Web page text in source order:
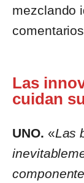
mezclando
Las
cuidan
UNO. «Las